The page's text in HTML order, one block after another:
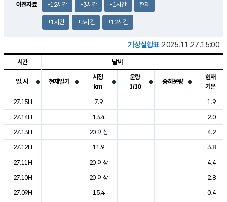
이전자료 -12시간 -3시간 -1시간 현재
+1시간 +3시간 +12시간
기상실황표 2025.11.27.15:00
도시별 기상실황표로 지점, 날씨, 기온, 강수, 바람, 기압등을 안내한 표입
시간 날씨
일.시 현재일기
시정
km
운량
1/10
중하운량
현재
기온
27.15H
7.9
1.9
27.14H
13.4
2.0
27.13H
20 이상
4.2
27.12H
11.9
3.8
27.11H
20 이상
4.4
27.10H
20 이상
2.8
27.09H
15.4
0.4